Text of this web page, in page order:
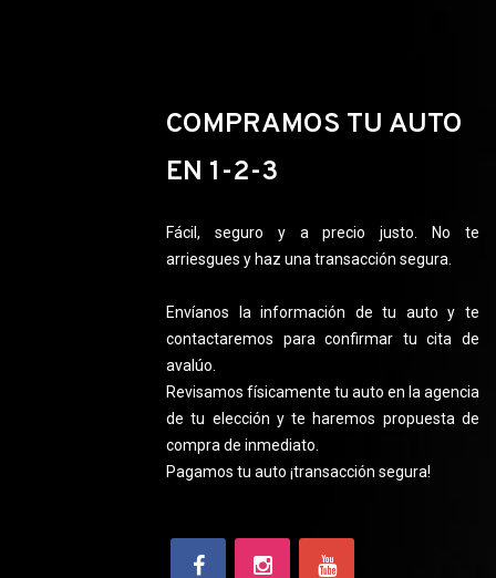
COMPRAMOS TU AUTO
EN 1-2-3
Fácil, seguro y a precio justo. No te
arriesgues y haz una transacción segura.
Envíanos la información de tu auto y te
contactaremos para confirmar tu cita de
avalúo.
Revisamos físicamente tu auto en la agencia
de tu elección y te haremos propuesta de
compra de inmediato.
Pagamos tu auto ¡transacción segura!